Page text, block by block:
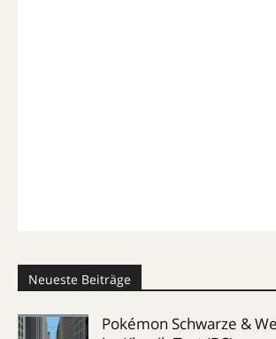
Neueste Beiträge
Pokémon Schwarze &